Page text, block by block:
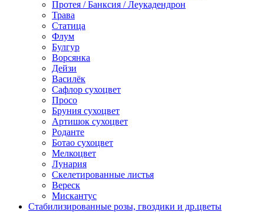
Протея / Банксия / Леукадендрон
Трава
Статица
Флум
Булгур
Ворсянка
Дейзи
Василёк
Сафлор сухоцвет
Просо
Бруния сухоцвет
Артишок сухоцвет
Роданте
Ботао сухоцвет
Мелкоцвет
Лунария
Скелетированные листья
Вереск
Мискантус
Стабилизированные розы, гвоздики и др.цветы